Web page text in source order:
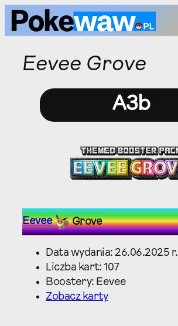
Przejdź
Eevee Grove
A3b
Eevee Grove
Data wydania: 26.06.2025 r.
Liczba kart: 107
Boostery: Eevee
Zobacz karty